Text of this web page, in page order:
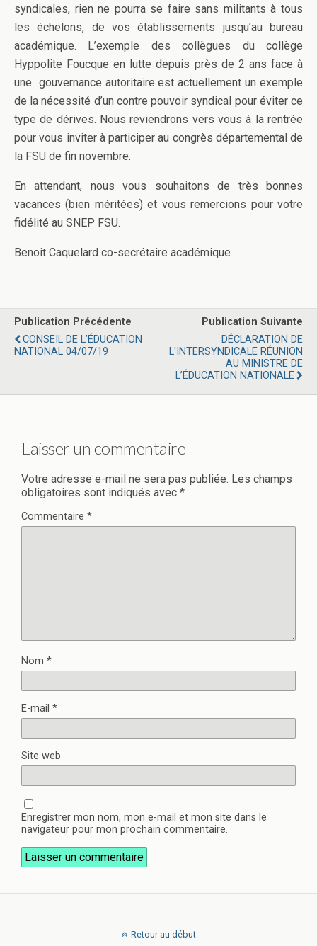
syndicales, rien ne pourra se faire sans militants à tous
les échelons, de vos établissements jusqu’au bureau
académique. L’exemple des collègues du collège
Hyppolite Foucque en lutte depuis près de 2 ans face à
une gouvernance autoritaire est actuellement un exemple
de la nécessité d’un contre pouvoir syndical pour éviter ce
type de dérives. Nous reviendrons vers vous à la rentrée
pour vous inviter à participer au congrès départemental de
la FSU de fin novembre.
En attendant, nous vous souhaitons de très bonnes
vacances (bien méritées) et vous remercions pour votre
fidélité au SNEP FSU.
Benoit Caquelard co-secrétaire académique
Publication Précédente
CONSEIL DE L’ÉDUCATION
NATIONAL 04/07/19
Publication Suivante
DÉCLARATION DE
L'INTERSYNDICALE RÉUNION
AU MINISTRE DE
L’ÉDUCATION NATIONALE
Laisser un commentaire
Votre adresse e-mail ne sera pas publiée. Les champs
obligatoires sont indiqués avec *
Commentaire *
Nom *
E-mail *
Site web
Enregistrer mon nom, mon e-mail et mon site dans le
navigateur pour mon prochain commentaire.
Retour au début